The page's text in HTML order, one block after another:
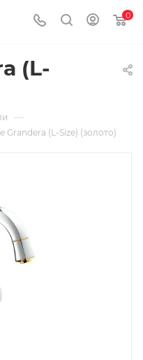
0
(L-
—
Grandera (L-Size) (золото)